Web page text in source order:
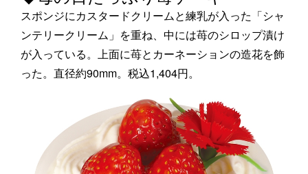
スポンジにカスタードクリームと練乳が入った「シャ
ンテリークリーム」を重ね、中には苺のシロップ漬け
が入っている。上面に苺とカーネーションの造花を飾
った。直径約90mm。税込1,404円。